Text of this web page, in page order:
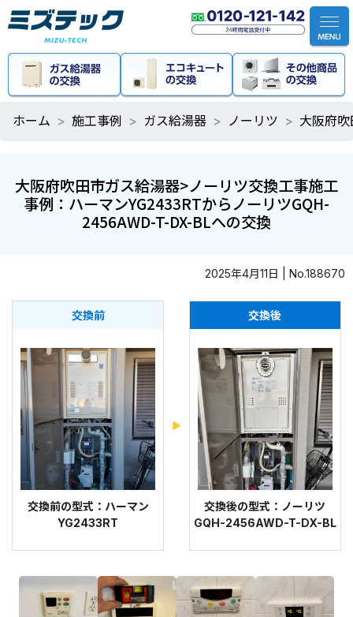
ホーム 施工事例 ガス給湯器 ノーリツ 大阪府
大阪府吹田市ガス給湯器>ノーリツ交換工事施工
事例：ハーマンYG2433RTからノーリツGQH-
2456AWD-T-DX-BLへの交換
2025年4月11日 | No.188670
交換前
交換前の型式：ハーマン
YG2433RT
交換後
交換後の型式：ノーリツ
GQH-2456AWD-T-DX-BL